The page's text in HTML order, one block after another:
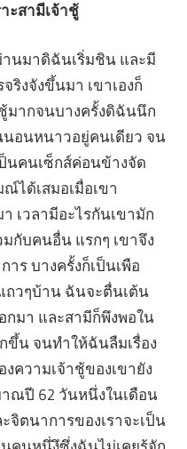
ะสามีเจ้าชู้
นมาดิฉันเริ่มชิน และมี
ริงจังขึ้นมา เขาเองก็
มากจนบางครั้งดิฉันนึก
อนหนาวอยู่คนเดียว จน
นคนเซ็กส์ค่อนข้างจัด
ได้เสมอเมื่อเขา
เวลามีอะไรกันเขามัก
กับคนอื่น แรกๆ เขาจึง
ร บางครั้งก็เป็นเพือ
ถวๆบ้าน ฉันจะตื่นเต้น
กมา และสามีก็พึงพอใน
ขึ้น จนทำให้ฉันลืมเรื่อง
งความเจ้าชู้ของเขายัง
าณปี 62 วันหนึ่งในเดือน
จิตนาการของเราจะเป็น